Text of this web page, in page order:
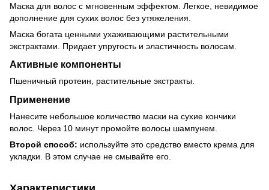
Маска для волос с мгновенным эффектом. Легкое, невидимое
дополнение для сухих волос без утяжеления.
Маска богата ценными ухаживающими растительными
экстрактами. Придает упругость и эластичность волосам.
Активные компоненты
Пшеничный протеин, растительные экстракты.
Применение
Нанесите небольшое количество маски на сухие кончики
волос. Через 10 минут промойте волосы шампунем.
Второй способ: используйте это средство вместо крема для
укладки. В этом случае не смывайте его.